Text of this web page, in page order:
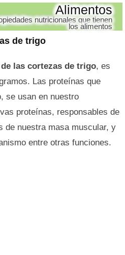
de trigo
Alimentos
nutricionales que tienen
los alimentos
las cortezas de trigo, es
Las proteínas que
se usan en nuestro
proteínas, responsables de
de nuestra masa muscular, y
entre otras funciones.